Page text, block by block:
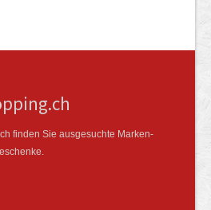
finden Sie ausgesuchte Marken­